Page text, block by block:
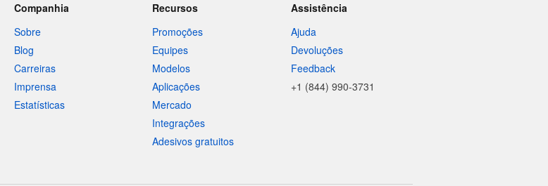
Companhia
Sobre
Blog
Carreiras
Imprensa
Estatísticas
Recursos
Promoções
Equipes
Modelos
Aplicações
Mercado
Integrações
Adesivos gratuitos
Assistência
Ajuda
Devoluções
Feedback
+1 (844) 990-3731